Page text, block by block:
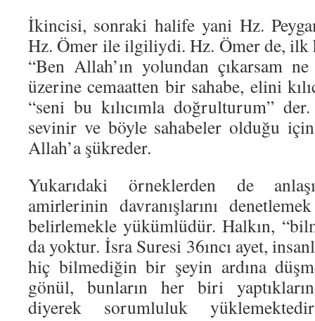
İkincisi, sonraki halife yani Hz.
Hz. Ömer ile ilgiliydi. Hz. Ömer de, ilk
“Ben Allah’ın yolundan çıkarsam
üzerine cemaatten bir sahabe, elini
“seni bu kılıcımla doğrulturum”
sevinir ve böyle sahabeler olduğu
Allah’a şükreder.
Yukarıdaki örneklerden de
amirlerinin davranışlarını
belirlemekle yükümlüdür. Halkın,
da yoktur. İsra Suresi 36ıncı ayet,
hiç bilmediğin bir şeyin ardına
gönül, bunların her biri
diyerek sorumluluk